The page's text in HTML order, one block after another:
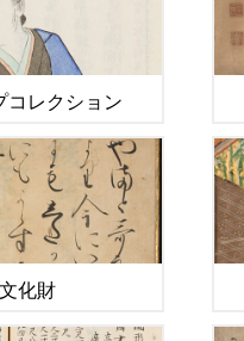
コレクション
化財